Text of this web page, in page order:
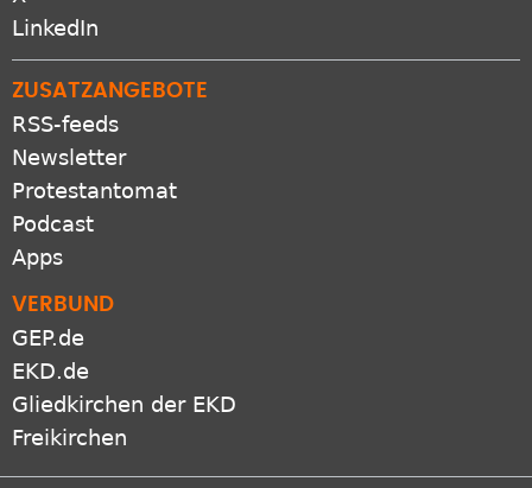
LinkedIn
ZUSATZANGEBOTE
RSS-feeds
Newsletter
Protestantomat
Podcast
Apps
VERBUND
GEP.de
EKD.de
Gliedkirchen der EKD
Freikirchen